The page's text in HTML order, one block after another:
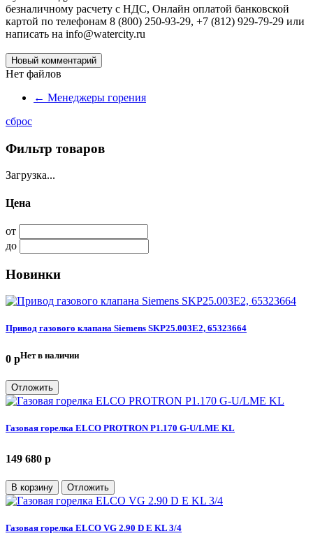
безналичному расчету с НДС, Онлайн оплатой банковской
картой по телефонам 8 (800) 250-93-29, +7 (812) 929-79-29 или
написать на info@watercity.ru
Новый комментарий
Нет файлов
← Менеджеры горения
сброс
Фильтр товаров
Загрузка...
Цена
от
до
Новинки
Привод газового клапана Siemens SKP25.003E2, 65323664
0 pНет в наличии
Отложить
Газовая горелка ELCO PROTRON P1.170 G-U/LME KL
149 680 p
В корзину Отложить
Газовая горелка ELCO VG 2.90 D E KL 3/4